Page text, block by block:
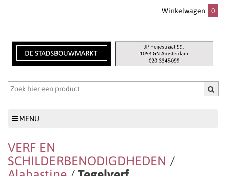
Winkelwagen 0
MENU
VERF EN
SCHILDERBENODIGDHEDEN /